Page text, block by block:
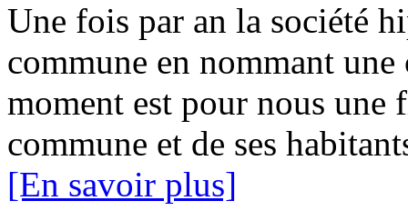
Une fois par an la société
commune en nommant
moment est pour nous une
commune et de ses
[En savoir plus]